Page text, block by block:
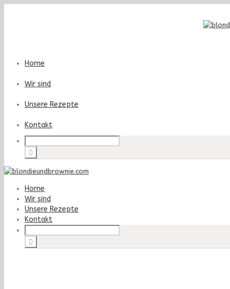
Home
Wir sind
Unsere Rezepte
Kontakt
Home
Wir sind
Unsere Rezepte
Kontakt